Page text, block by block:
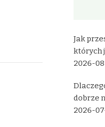
Jak
których
2026-
dobrze
2026-